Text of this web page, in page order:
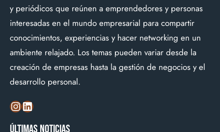
y periódicos que reúnen a emprendedores y personas
interesadas en el mundo empresarial para compartir
conocimientos, experiencias y hacer networking en un
ambiente relajado. Los temas pueden variar desde la
creación de empresas hasta la gestión de negocios y el
desarrollo personal.
InstagramLinkedIn
Últimas noticias